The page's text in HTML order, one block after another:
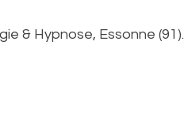
& Hypnose, Essonne (91).